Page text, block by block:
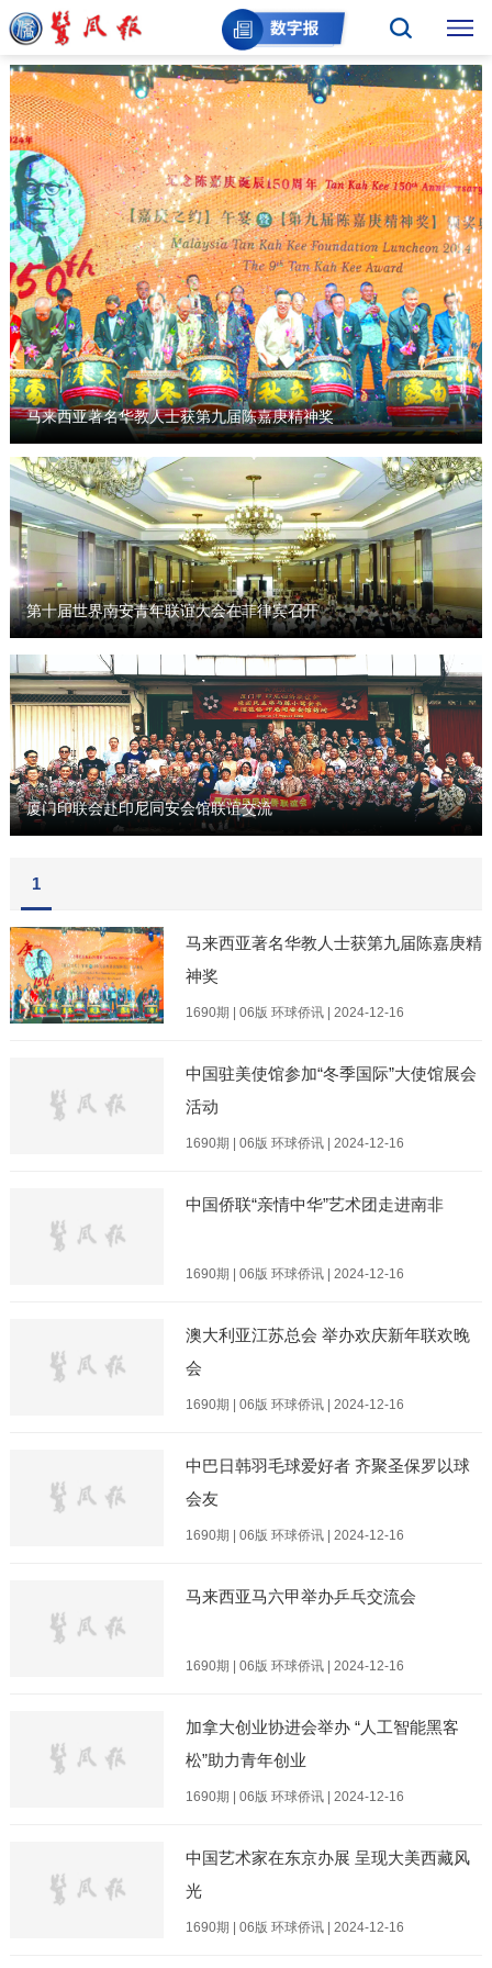
马来西亚著名华教人士获第九届陈嘉庚精神奖
第十届世界南安青年联谊大会在菲律宾召开
厦门印联会赴印尼同安会馆联谊交流
1
马来西亚著名华教人士获第九届陈嘉庚精
神奖
1690期 | 06版 环球侨讯 | 2024-12-16
中国驻美使馆参加“冬季国际”大使馆展会
活动
1690期 | 06版 环球侨讯 | 2024-12-16
中国侨联“亲情中华”艺术团走进南非
1690期 | 06版 环球侨讯 | 2024-12-16
澳大利亚江苏总会 举办欢庆新年联欢晚
会
1690期 | 06版 环球侨讯 | 2024-12-16
中巴日韩羽毛球爱好者 齐聚圣保罗以球
会友
1690期 | 06版 环球侨讯 | 2024-12-16
马来西亚马六甲举办乒乓交流会
1690期 | 06版 环球侨讯 | 2024-12-16
加拿大创业协进会举办 “人工智能黑客
松”助力青年创业
1690期 | 06版 环球侨讯 | 2024-12-16
中国艺术家在东京办展 呈现大美西藏风
光
1690期 | 06版 环球侨讯 | 2024-12-16